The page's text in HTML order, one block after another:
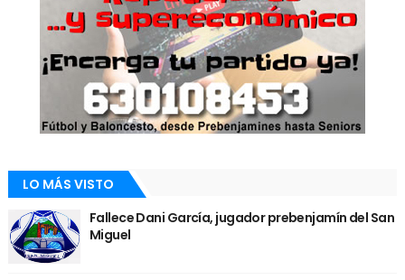
LO MÁS VISTO
Fallece Dani García, jugador prebenjamín del San
Miguel